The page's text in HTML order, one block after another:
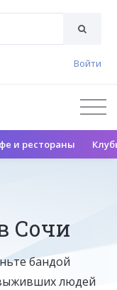
Войти
и рестораны
Сочи
бандой
людей